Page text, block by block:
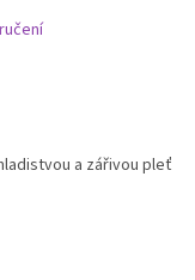
a zářivou pleť